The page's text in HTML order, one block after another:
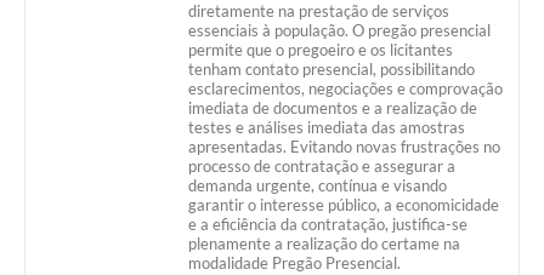
diretamente na prestação de serviços
essenciais à população. O pregão presencial
permite que o pregoeiro e os licitantes
tenham contato presencial, possibilitando
esclarecimentos, negociações e comprovação
imediata de documentos e a realização de
testes e análises imediata das amostras
apresentadas. Evitando novas frustrações no
processo de contratação e assegurar a
demanda urgente, contínua e visando
garantir o interesse público, a economicidade
e a eficiência da contratação, justifica-se
plenamente a realização do certame na
modalidade Pregão Presencial.